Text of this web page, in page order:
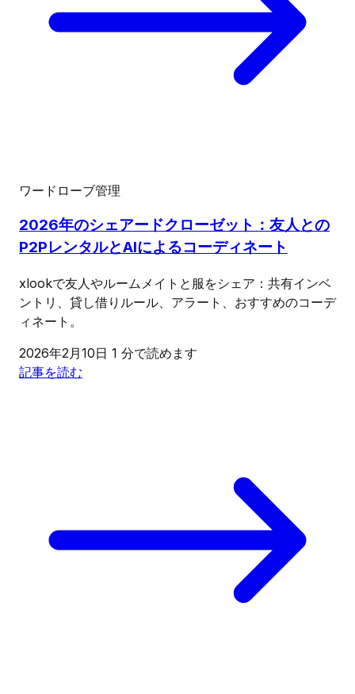
ワードローブ管理
2026年のシェアードクローゼット：友人との
P2PレンタルとAIによるコーディネート
xlookで友人やルームメイトと服をシェア：共有インベ
ントリ、貸し借りルール、アラート、おすすめのコーデ
ィネート。
2026年2月10日 1 分で読めます
記事を読む